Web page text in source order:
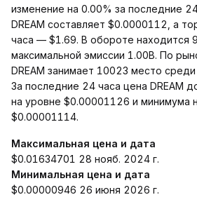
изменение на 0.00% за последние
DREAM составляет $0.0000112, а
часа — $1.69. В обороте находится
максимальной эмиссии 1.00B. По
DREAM занимает 10023 место
За последние 24 часа цена DREAM
на уровне $0.00001126 и минимума
$0.00001114.
Максимальная цена и дата
$0.01634701 28 нояб. 2024 г.
Минимальная цена и дата
$0.00000946 26 июня 2026 г.